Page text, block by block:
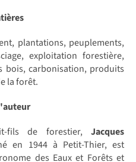
plantations, peuplements,
exploitation forestière,
bois, carbonisation, produits
la forêt.
fils de forestier, Jacques
en 1944 à Petit-Thier, est
des Eaux et Forêts et